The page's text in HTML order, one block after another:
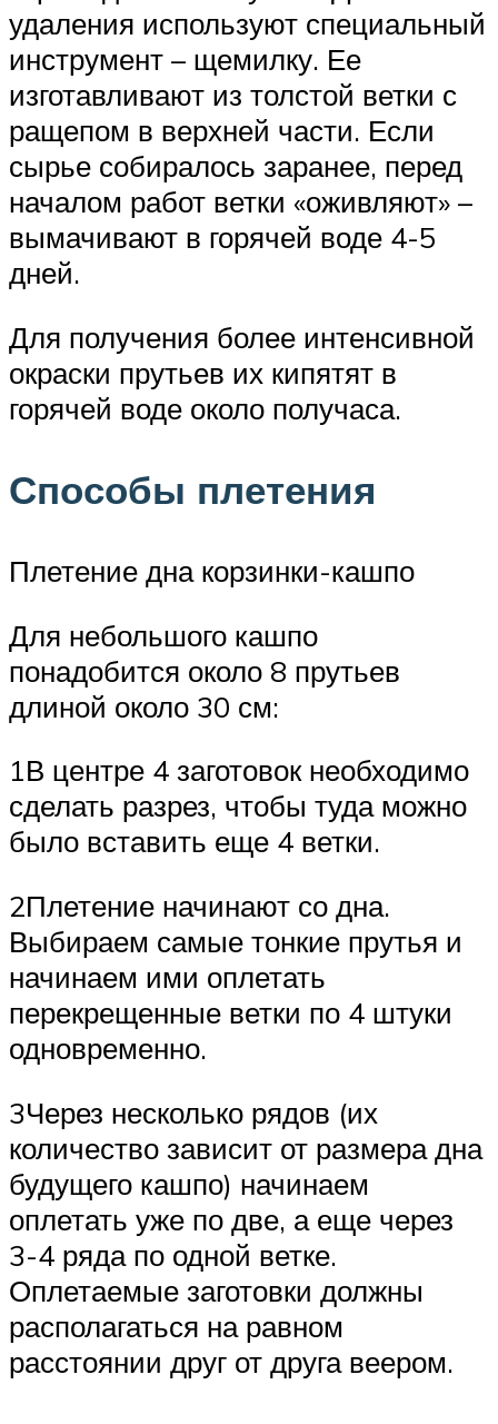
удаления используют специальный
инструмент – щемилку. Ее
изготавливают из толстой ветки с
ращепом в верхней части. Если
сырье собиралось заранее, перед
началом работ ветки «оживляют» –
вымачивают в горячей воде 4-5
дней.
Для получения более интенсивной
окраски прутьев их кипятят в
горячей воде около получаса.
Способы плетения
Плетение дна корзинки-кашпо
Для небольшого кашпо
понадобится около 8 прутьев
длиной около 30 см:
1В центре 4 заготовок необходимо
сделать разрез, чтобы туда можно
было вставить еще 4 ветки.
2Плетение начинают со дна.
Выбираем самые тонкие прутья и
начинаем ими оплетать
перекрещенные ветки по 4 штуки
одновременно.
3Через несколько рядов (их
количество зависит от размера дна
будущего кашпо) начинаем
оплетать уже по две, а еще через
3-4 ряда по одной ветке.
Оплетаемые заготовки должны
располагаться на равном
расстоянии друг от друга веером.